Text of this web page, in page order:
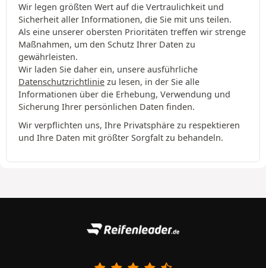
Wir legen größten Wert auf die Vertraulichkeit und
Sicherheit aller Informationen, die Sie mit uns teilen.
Als eine unserer obersten Prioritäten treffen wir strenge
Maßnahmen, um den Schutz Ihrer Daten zu
gewährleisten.
Wir laden Sie daher ein, unsere ausführliche
Datenschutzrichtlinie zu lesen, in der Sie alle
Informationen über die Erhebung, Verwendung und
Sicherung Ihrer persönlichen Daten finden.
Wir verpflichten uns, Ihre Privatsphäre zu respektieren
und Ihre Daten mit größter Sorgfalt zu behandeln.